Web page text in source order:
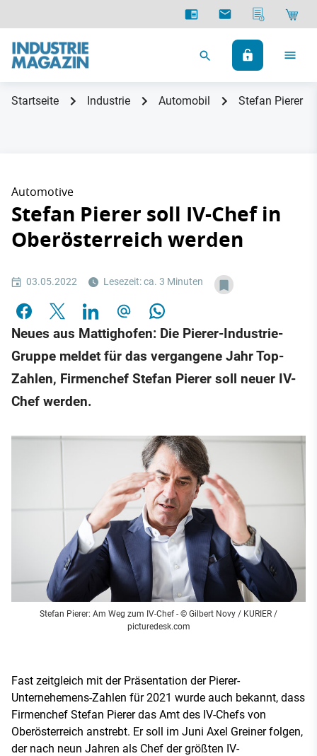
Startseite Industrie Automobil Stefan Pierer
Automotive
Stefan Pierer soll IV-Chef in
Oberösterreich werden
03.05.2022 Lesezeit: ca. 3 Minuten
Neues aus Mattighofen: Die Pierer-Industrie-
Gruppe meldet für das vergangene Jahr Top-
Zahlen, Firmenchef Stefan Pierer soll neuer IV-
Chef werden.
Stefan Pierer: Am Weg zum IV-Chef- © Gilbert Novy / KURIER /
picturedesk.com
Fast zeitgleich mit der Präsentation der Pierer-
Unternehemens-Zahlen für 2021 wurde auch bekannt, dass
Firmenchef Stefan Pierer das Amt des IV-Chefs von
Oberösterreich anstrebt. Er soll im Juni Axel Greiner folgen,
der nach neun Jahren als Chef der größten IV-